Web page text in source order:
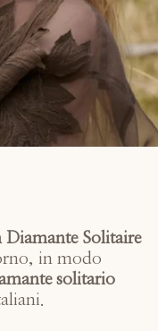
Solitaire
in modo
solitario